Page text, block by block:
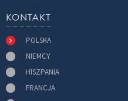
KONTAKT
POLSKA
NIEMCY
HISZPANIA
FRANCJA